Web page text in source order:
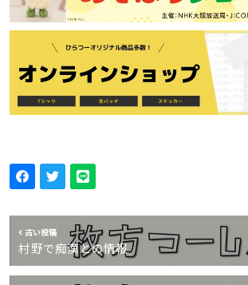
古い投稿
村野で痴漢との情報